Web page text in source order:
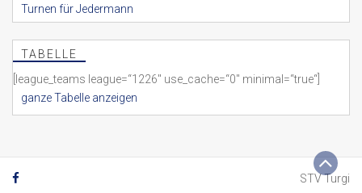
Turnen für Jedermann
TABELLE
[league_teams league=“1226″ use_cache=“0″ minimal=“true“]
ganze Tabelle anzeigen
STV Turgi